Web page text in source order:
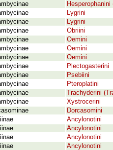
Hesperophanini
Lygrini
Lygrini
Obriini
Oemini
Oemini
Oemini
Plectogasterini
Psebiini
Pteroplatini
Trachyderini
Xystrocerini
Dorcasomini
Ancylonotini
Ancylonotini
Ancylonotini
Ancylonotini